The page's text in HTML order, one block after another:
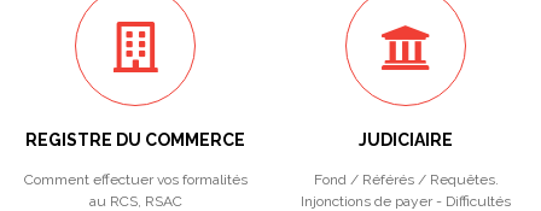
REGISTRE DU COMMERCE
Comment effectuer vos formalités
au RCS, RSAC
JUDICIAIRE
Fond / Référés / Requêtes.
Injonctions de payer - Difficultés